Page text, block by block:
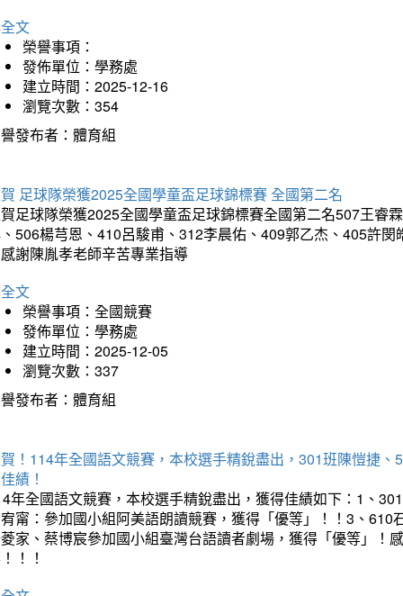
文
榮譽事項：
發佈單位：學務處
建立時間：2025-12-16
瀏覽次數：354
發布者：體育組
足球隊榮獲2025全國學童盃足球錦標賽 全國第二名
足球隊榮獲2025全國學童盃足球錦標賽全國第二名507王睿
506楊芎恩、410呂駿甫、312李晨佑、409郭乙杰、405許
謝陳胤孝老師辛苦專業指導
文
榮譽事項：全國競賽
發佈單位：學務處
建立時間：2025-12-05
瀏覽次數：337
發布者：體育組
！114年全國語文競賽，本校選手精銳盡出，301班陳愷捷
績！
年全國語文競賽，本校選手精銳盡出，獲得佳績如下：1、
甯：參加國小組阿美語朗讀競賽，獲得「優等」！！3、
家、蔡博宸參加國小組臺灣台語讀者劇場，獲得「優等」！
！！